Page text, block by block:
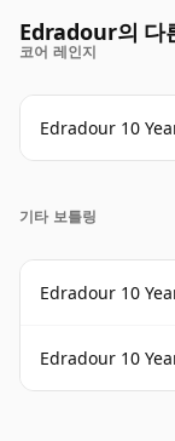
Edradour의 다
코어 레인지
Edradour 10
기타 보틀링
Edradour 10
Edradour 10